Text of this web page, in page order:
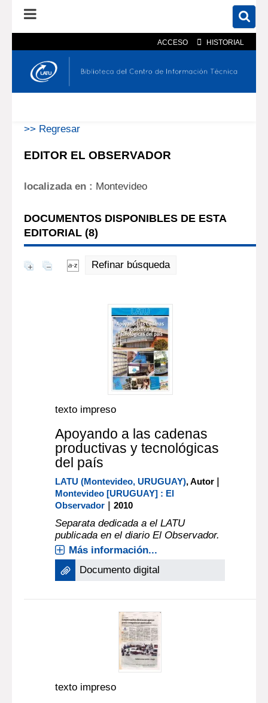
ACCESO HISTORIAL
En el catálogo En el sitio
>> Regresar
EDITOR EL OBSERVADOR
localizada en : Montevideo
DOCUMENTOS DISPONIBLES DE ESTA
EDITORIAL (8)
Refinar búsqueda
texto impreso
Apoyando a las cadenas
productivas y tecnológicas
del país
LATU (Montevideo, URUGUAY), Autor |
Montevideo [URUGUAY] : El
Observador |2010
Separata dedicada a el LATU
publicada en el diario El Observador.
Más información...
Documento digital
texto impreso